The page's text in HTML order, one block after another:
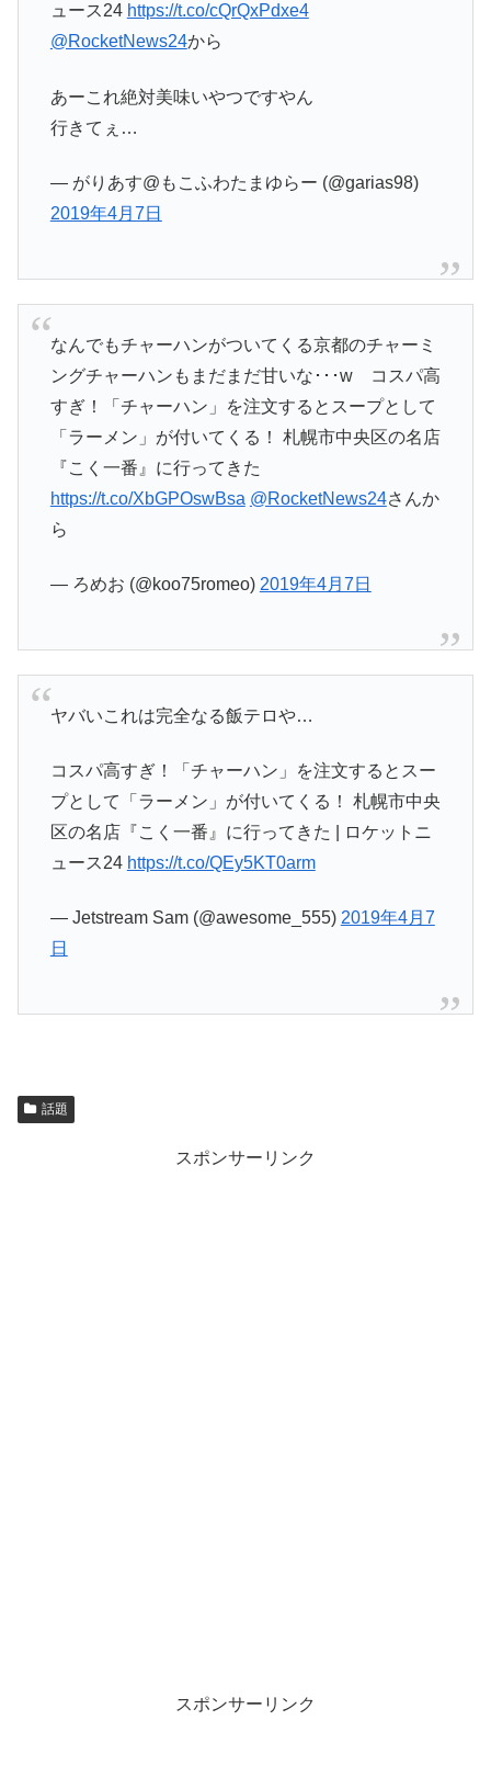
ュース24 https://t.co/cQrQxPdxe4
@RocketNews24から
あーこれ絶対美味いやつですやん
行きてぇ…
— がりあす@もこふわたまゆらー (@garias98)
2019年4月7日
なんでもチャーハンがついてくる京都のチャーミ
ングチャーハンもまだまだ甘いな･･･w コスパ高
すぎ！「チャーハン」を注文するとスープとして
「ラーメン」が付いてくる！ 札幌市中央区の名店
『こく一番』に行ってきた
https://t.co/XbGPOswBsa @RocketNews24さんか
ら
— ろめお (@koo75romeo) 2019年4月7日
ヤバいこれは完全なる飯テロや…
コスパ高すぎ！「チャーハン」を注文するとスー
プとして「ラーメン」が付いてくる！ 札幌市中央
区の名店『こく一番』に行ってきた | ロケットニ
ュース24 https://t.co/QEy5KT0arm
— Jetstream Sam (@awesome_555) 2019年4月7
日
話題
スポンサーリンク
スポンサーリンク